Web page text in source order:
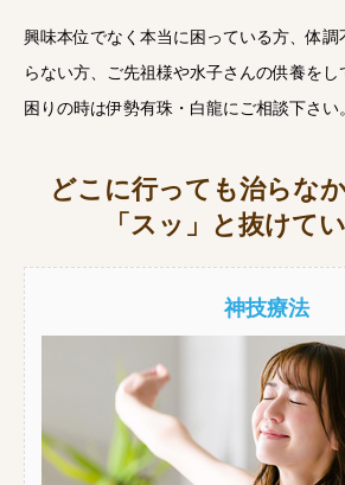
興味本位でなく本当に困っている方、体
らない方、ご先祖様や水子さんの供養を
困りの時は伊勢有珠・白龍にご相談下さい
どこに行っても治らな
「スッ」と抜けて
神技療法